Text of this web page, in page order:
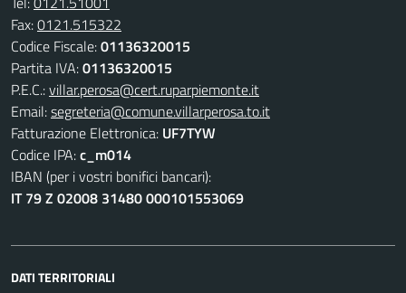
Fax:0121.515322
Codice Fiscale:01136320015
Partita IVA:01136320015
P.E.C.:villar.perosa@cert.ruparpiemonte.it
Email:segreteria@comune.villarperosa.to.it
Fatturazione Elettronica: UF7TYW
Codice IPA:c_m014
IBAN (per i vostri bonifici bancari):
IT 79 Z 02008 31480 000101553069
DATI TERRITORIALI